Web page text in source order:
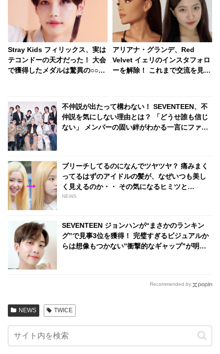
Stray Kids フィリックス、実は
テコンドーの天才だった！ 大会
で獲得したメダルは驚異の○○
アリアナ・グランデ、Red
Velvet イェリのインスタフォロ
ーを解除！ これまで交流を見せ
不仲説が出たって構わない！ SEVENTEEN、不
仲説を気にしない理由とは？ 「どうせ誰も信じ
ない」 メンバーの固い絆がわかる一言にファン
ブリーチしてるのになんでツヤツヤ？ 痛みまく
ってるはずのアイドルの髪が、なぜいつも美し
く見えるのか・・ その気になるヒミツと
は・・？
NEWS
SEVENTEEN ジョンハンが“まさかのランキン
グ”で見事3位を獲得！ 完璧すぎるビジュアルか
らは想像もつかない”衝撃的なギャップ”が明ら
Recommended by
NEWS TWICE